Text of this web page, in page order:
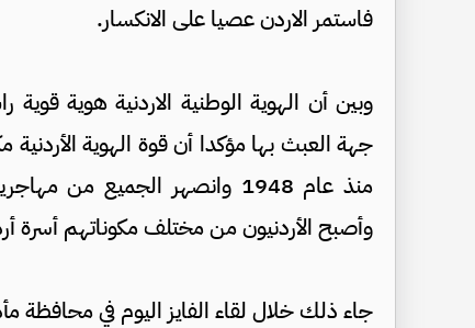
فاستمر الاردن عصيا على الانكسار.
وبين أن الهوية الوطنية الاردنية هوية
جهة العبث بها مؤكدا أن قوة الهوية
منذ عام 1948 وانصهر الجميع
وأصبح الأردنيون من مختلف مكوناتهم أسرة
جاء ذلك خلال لقاء الفايز اليوم في محافظة